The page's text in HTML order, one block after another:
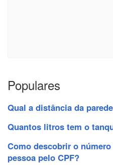
Populares
Qual a distância da
Quantos litros tem o
Como descobrir o
pessoa pelo CPF?